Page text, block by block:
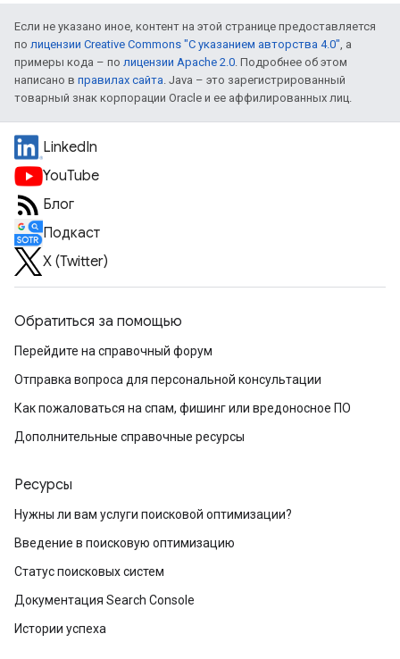
Если не указано иное, контент на этой странице предоставляется
по лицензии Creative Commons "С указанием авторства 4.0", а
примеры кода – по лицензии Apache 2.0. Подробнее об этом
написано в правилах сайта. Java – это зарегистрированный
товарный знак корпорации Oracle и ее аффилированных лиц.
LinkedIn
YouTube
Блог
Подкаст
X (Twitter)
Обратиться за помощью
Перейдите на справочный форум
Отправка вопроса для персональной консультации
Как пожаловаться на спам, фишинг или вредоносное ПО
Дополнительные справочные ресурсы
Ресурсы
Нужны ли вам услуги поисковой оптимизации?
Введение в поисковую оптимизацию
Статус поисковых систем
Документация Search Console
Истории успеха